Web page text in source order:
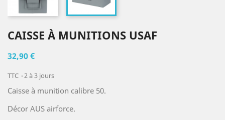
CAISSE À MUNITIONS USAF
32,90 €
TTC 2 à 3 jours
Caisse à munition calibre 50.
Décor AUS airforce.